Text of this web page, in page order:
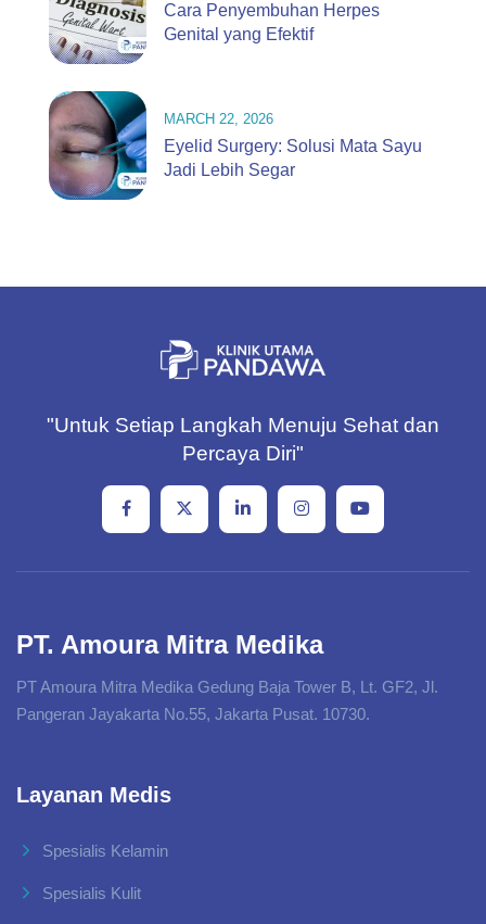
Cara Penyembuhan Herpes
Genital yang Efektif
MARCH 22, 2026
Eyelid Surgery: Solusi Mata Sayu
Jadi Lebih Segar
"Untuk Setiap Langkah Menuju Sehat dan
Percaya Diri"
PT. Amoura Mitra Medika
PT Amoura Mitra Medika Gedung Baja Tower B, Lt. GF2, Jl.
Pangeran Jayakarta No.55, Jakarta Pusat. 10730.
Layanan Medis
Spesialis Kelamin
Spesialis Kulit